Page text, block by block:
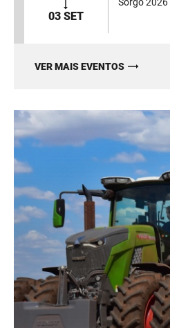
03 SET
Sorgo 2026
VER MAIS EVENTOS